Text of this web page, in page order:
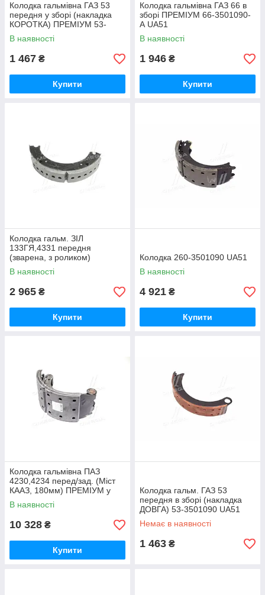
Колодка гальмівна ГАЗ 53
передня у зборі (накладка
КОРОТКА) ПРЕМІУМ 53-
3501091 UA51
В наявності
1 467 ₴
Купити
Колодка гальмівна ГАЗ 66 в
зборі ПРЕМІУМ 66-3501090-
А UA51
В наявності
1 946 ₴
Купити
Колодка гальм. ЗІЛ
133ГЯ,4331 передня
(зварена, з роликом)
ПРЕМІУМ 133-3501090 UA51
В наявності
2 965 ₴
Купити
Колодка 260-3501090 UA51
В наявності
4 921 ₴
Купити
Колодка гальмівна ПАЗ
4230,4234 перед/зад. (Міст
КААЗ, 180мм) ПРЕМІУМ у
зборі 52642-3501092 UA51
В наявності
10 328 ₴
Купити
Колодка гальм. ГАЗ 53
передня в зборі (накладка
ДОВГА) 53-3501090 UA51
Немає в наявності
1 463 ₴